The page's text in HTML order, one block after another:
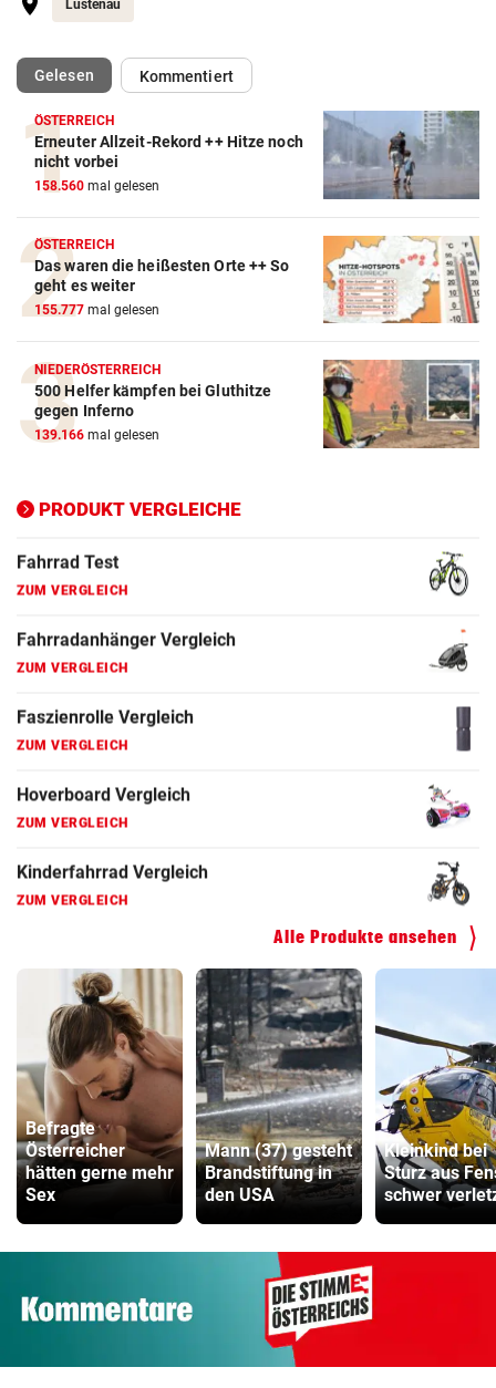
Lustenau
Gelesen(ausgewählt)Kommentiert
ÖSTERREICH
Erneuter Allzeit-Rekord ++ Hitze noch
nicht vorbei
158.560 mal gelesen
ÖSTERREICH
Das waren die heißesten Orte ++ So
geht es weiter
155.777 mal gelesen
NIEDERÖSTERREICH
500 Helfer kämpfen bei Gluthitze
gegen Inferno
139.166 mal gelesen
PRODUKT VERGLEICHE
Action-Cam Vergleich
ZUM VERGLEICH
Crosstrainer Vergleich
ZUM VERGLEICH
E-Bike Vergleich
ZUM VERGLEICH
Elektro-Scooter Vergleich
ZUM VERGLEICH
ZUM VERGLEICH
Fahrradanhänger Vergleich
Faszienrolle Vergleich
Hoverboard Vergleich
Kinderfahrrad Vergleich
Alle Produkte ansehen
Befragte
Österreicher
hätten gerne mehr
Sex
Mann (37) gesteht
Brandstiftung in
den USA
Kleinkind bei
Sturz aus
schwer